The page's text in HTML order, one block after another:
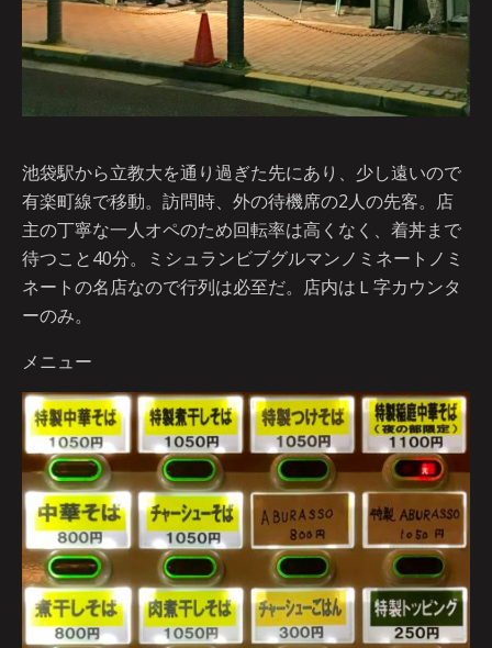
池袋駅から立教大を通り過ぎた先にあり、少し遠いので
有楽町線で移動。訪問時、外の待機席の2人の先客。店
主の丁寧な一人オペのため回転率は高くなく、着丼まで
待つこと40分。ミシュランビブグルマンノミネートノミ
ネートの名店なので行列は必至だ。店内はＬ字カウンタ
ーのみ。
メニュー